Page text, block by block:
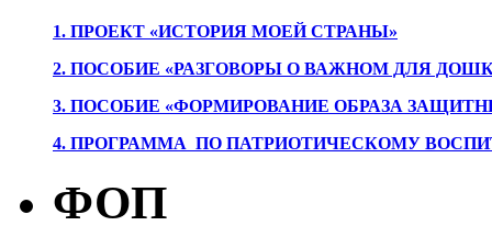
1. ПРОЕКТ «ИСТОРИЯ МОЕЙ СТРАНЫ»
2. ПОСОБИЕ «РАЗГОВОРЫ О ВАЖНОМ ДЛЯ
3. ПОСОБИЕ «ФОРМИРОВАНИЕ ОБРАЗА
4. ПРОГРАММА ПО ПАТРИОТИЧЕСКОМУ
ФОП